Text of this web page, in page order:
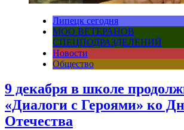
Липецк сегодня
МОО ВЕТЕРАНОВ
СПЕЦПОДРАЗДЕЛЕНИЙ
Новости
Общество
9 декабря в школе
«Диалоги с Героями» ко
Отечества